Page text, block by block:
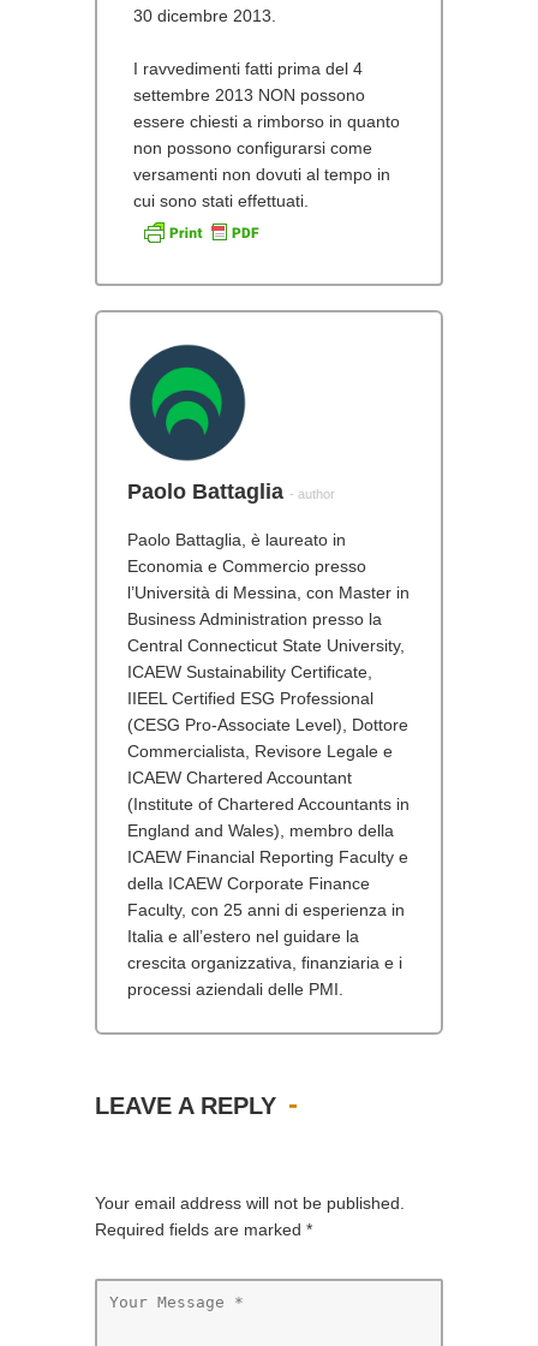
30 dicembre 2013.
I ravvedimenti fatti prima del 4
settembre 2013 NON possono
essere chiesti a rimborso in quanto
non possono configurarsi come
versamenti non dovuti al tempo in
cui sono stati effettuati.
Paolo Battaglia - author
Paolo Battaglia, è laureato in
Economia e Commercio presso
l’Università di Messina, con Master in
Business Administration presso la
Central Connecticut State University,
ICAEW Sustainability Certificate,
IIEEL Certified ESG Professional
(CESG Pro-Associate Level), Dottore
Commercialista, Revisore Legale e
ICAEW Chartered Accountant
(Institute of Chartered Accountants in
England and Wales), membro della
ICAEW Financial Reporting Faculty e
della ICAEW Corporate Finance
Faculty, con 25 anni di esperienza in
Italia e all’estero nel guidare la
crescita organizzativa, finanziaria e i
processi aziendali delle PMI.
LEAVE A REPLY
Your email address will not be published.
Required fields are marked *